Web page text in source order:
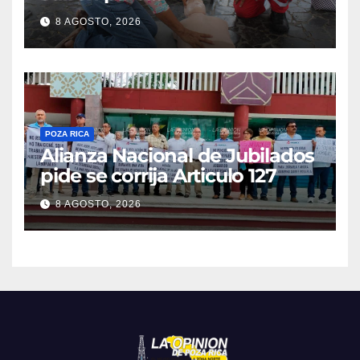
cardiorrespiratorio mueren
8 AGOSTO, 2026
POZA RICA
Alianza Nacional de Jubilados
pide se corrija Articulo 127
8 AGOSTO, 2026